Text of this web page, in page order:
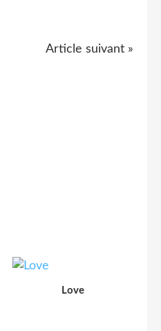
Article suivant »
Love